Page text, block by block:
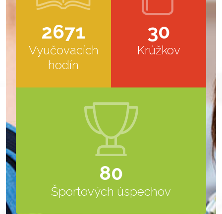
2671
Vyučovacích
hodín
30
Krúžkov
80
Športových úspechov